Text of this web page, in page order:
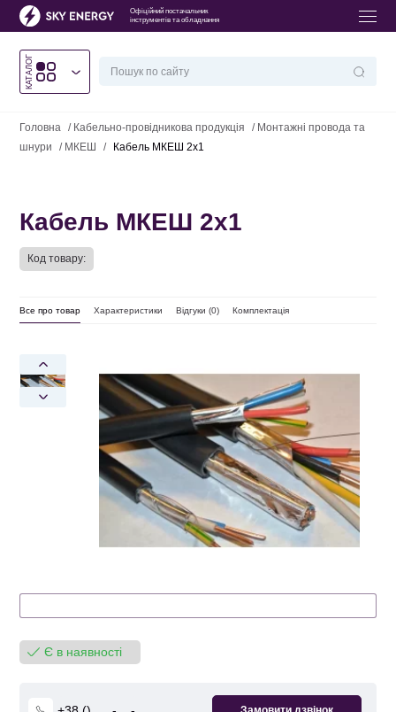
Офіційний постачальник
інструментів та обладнання
КАТАЛОГ
Головна / Кабельно-провідникова продукція / Монтажні провода та
шнури
/ МКЕШ / Кабель МКЕШ 2х1
Кабель МКЕШ 2х1
Код товару:
Все про товар Характеристики Відгуки (0) Комплектація
Є в наявності